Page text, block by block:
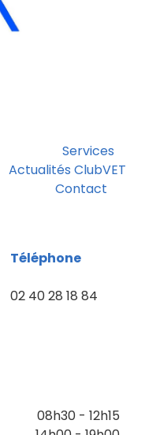
Services
Actualités ClubVET
Contact
Téléphone
02 40 28 18 84
08h30 - 12h15